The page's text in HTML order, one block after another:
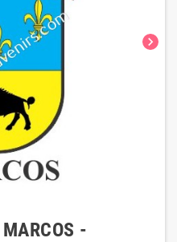
chevron_right
-